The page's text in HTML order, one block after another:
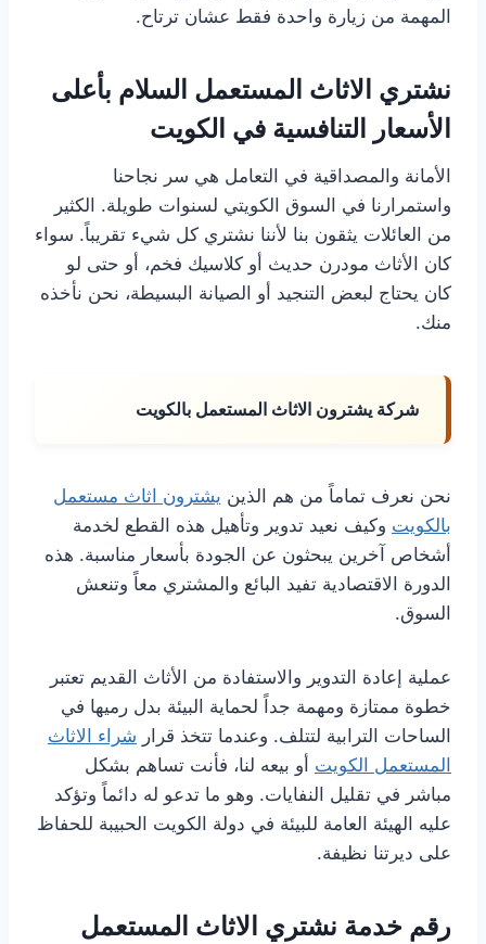
المهمة من زيارة واحدة فقط عشان ترتاح.
نشتري الاثاث المستعمل السلام بأعلى
الأسعار التنافسية في الكويت
الأمانة والمصداقية في التعامل هي سر نجاحنا
واستمرارنا في السوق الكويتي لسنوات طويلة. الكثير
من العائلات يثقون بنا لأننا نشتري كل شيء تقريباً. سواء
كان الأثاث مودرن حديث أو كلاسيك فخم، أو حتى لو
كان يحتاج لبعض التنجيد أو الصيانة البسيطة، نحن نأخذه
منك.
شركة يشترون الاثاث المستعمل بالكويت
نحن نعرف تماماً من هم الذين يشترون اثاث مستعمل
بالكويت وكيف نعيد تدوير وتأهيل هذه القطع لخدمة
أشخاص آخرين يبحثون عن الجودة بأسعار مناسبة. هذه
الدورة الاقتصادية تفيد البائع والمشتري معاً وتنعش
السوق.
عملية إعادة التدوير والاستفادة من الأثاث القديم تعتبر
خطوة ممتازة ومهمة جداً لحماية البيئة بدل رميها في
الساحات الترابية لتتلف. وعندما تتخذ قرار شراء الاثاث
المستعمل الكويت أو بيعه لنا، فأنت تساهم بشكل
مباشر في تقليل النفايات. وهو ما تدعو له دائماً وتؤكد
عليه الهيئة العامة للبيئة في دولة الكويت الحبيبة للحفاظ
على ديرتنا نظيفة.
رقم خدمة نشتري الاثاث المستعمل